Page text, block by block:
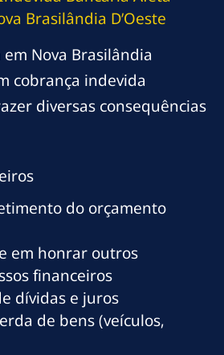
Brasilândia D’Oeste
Nova Brasilândia
cobrança indevida
diversas consequências
do orçamento
em honrar outros
financeiros
dívidas e juros
de bens (veículos,